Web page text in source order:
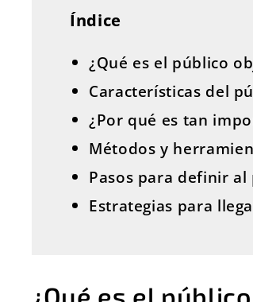
Índice
¿Qué es el público
Características del
¿Por qué es tan
Métodos y
Pasos para definir
Estrategias para
¿Qué es el